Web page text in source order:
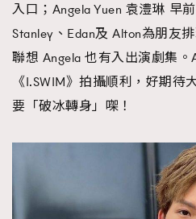
入口；Angela Yuen 袁澧琳 早
Stanley、Edan及 Alton為朋友
聯想 Angela 也有入出演劇集。
《I.SWIM》拍攝順利，好期
要「破冰轉身」㗎！